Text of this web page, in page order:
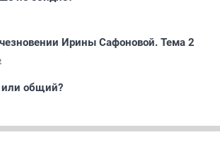
Ирины Сафоновой. Тема 2
общий?